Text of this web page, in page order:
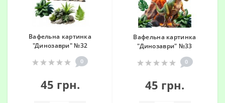
Вафельна картинка
"Динозаври" №32
0
45 грн.
Вафельна картинка
"Динозаври" №33
0
45 грн.